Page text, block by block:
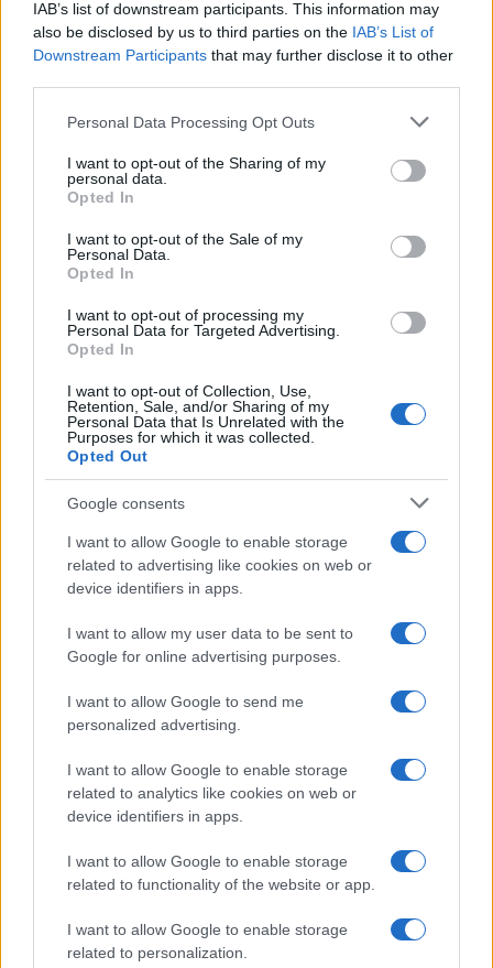
IAB’s list of downstream participants. This information may
also be disclosed by us to third parties on the IAB’s List of
Downstream Participants that may further disclose it to other
Please note that this website/app uses one or more Google
not limited to your visit or usage behaviour. You may click to
grant or deny consent to Google and its third-party tags to
use your data for below specified purposes in below Google
consent section.
Personal Data Processing Opt Outs
I want to opt-out of the Sharing of my
personal data.
Opted In
I want to opt-out of the Sale of my
Personal Data.
Opted In
I want to opt-out of processing my
Personal Data for Targeted Advertising.
Opted In
I want to opt-out of Collection, Use,
Retention, Sale, and/or Sharing of my
Personal Data that Is Unrelated with the
Purposes for which it was collected.
Opted Out
Google consents
I want to allow Google to enable storage
related to advertising like cookies on web or
device identifiers in apps.
I want to allow my user data to be sent to
Google for online advertising purposes.
I want to allow Google to send me
personalized advertising.
I want to allow Google to enable storage
related to analytics like cookies on web or
device identifiers in apps.
I want to allow Google to enable storage
related to functionality of the website or app.
I want to allow Google to enable storage
related to personalization.
possono essere straordinarie e sorprendenti, il vero
successo risiede nella capacità di osare e di offrire
nella memoria dei giocatori. E tu, che tipo di
evoluzione stai cercando nei tuoi giochi preferiti?
AUTORE
AiAdhubMedia
Continua a leggere